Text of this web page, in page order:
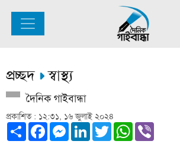
প্রচ্ছদ স্বাস্থ্য
দৈনিক গাইবান্ধা
প্রকাশিত : ১২:৩১, ১৬ জুলাই ২০২৪
ShareFacebook
Messenger
LinkedIn
TwitterWhatsApp